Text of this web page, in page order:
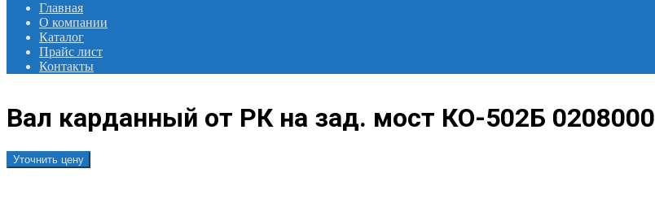
Главная
О компании
Каталог
Прайс лист
Контакты
Вал карданный от РК на зад. мост КО-502Б 0208000
Уточнить цену